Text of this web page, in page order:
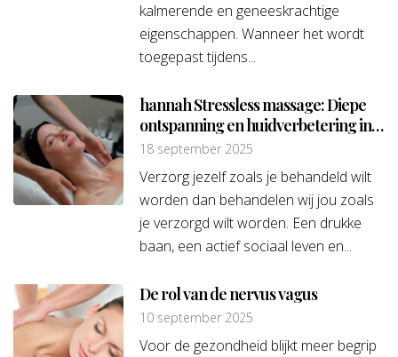
kalmerende en geneeskrachtige
eigenschappen. Wanneer het wordt
toegepast tijdens...
hannah Stressless massage: Diepe
ontspanning en huidverbetering in
één
18 september 2025
Verzorg jezelf zoals je behandeld wilt
worden dan behandelen wij jou zoals
je verzorgd wilt worden. Een drukke
baan, een actief sociaal leven en...
De rol van de nervus vagus
10 september 2025
Voor de gezondheid blijkt meer begrip